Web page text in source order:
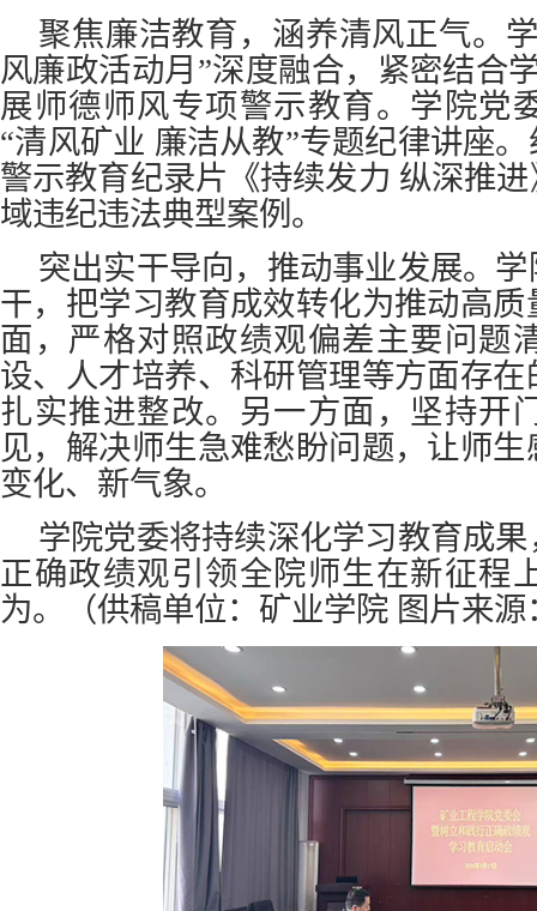
聚焦廉洁教育，涵养清风正气。
风廉政活动月”深度融合，紧密结合
展师德师风专项警示教育。学院党
“清风矿业 廉洁从教”专题纪律讲座
警示教育纪录片《持续发力 纵深推
域违纪违法典型案例。
突出实干导向，推动事业发展。
干，把学习教育成效转化为推动高
面，严格对照政绩观偏差主要问题
设、人才培养、科研管理等方面存
扎实推进整改。另一方面，坚持开
见，解决师生急难愁盼问题，让师
变化、新气象。
学院党委将持续深化学习教育成
正确政绩观引领全院师生在新征程
为。
（供稿单位：矿业学院 图片来